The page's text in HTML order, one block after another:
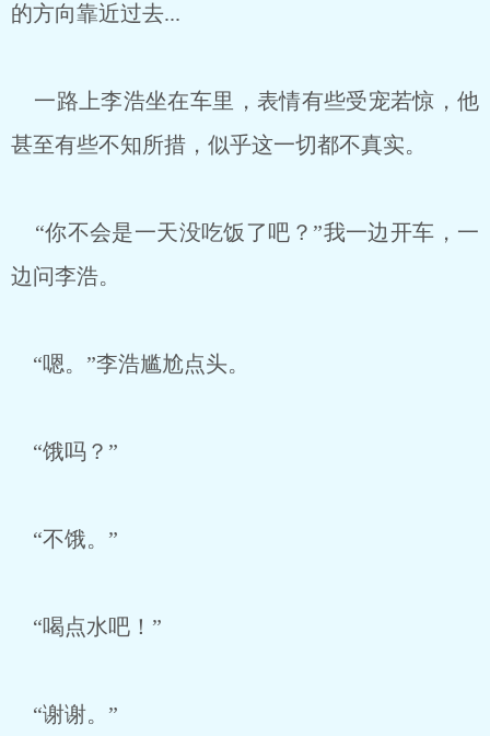
的方向靠近过去...
一路上李浩坐在车里，表情有些受宠若惊，他
甚至有些不知所措，似乎这一切都不真实。
“你不会是一天没吃饭了吧？”我一边开车，一
边问李浩。
“嗯。”李浩尴尬点头。
“饿吗？”
“不饿。”
“喝点水吧！”
“谢谢。”